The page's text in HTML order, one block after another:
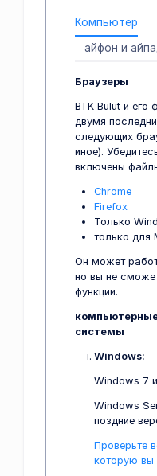
Компьютер
айфон и
Браузеры
BTK Bulut и его
двумя
следующих
иное).
включены
Chrome
Firefox
Только
только для
Он может
но вы не
функции.
системы
Windows:
Windows 7
Windows
поздние
Проверьте
которую вы